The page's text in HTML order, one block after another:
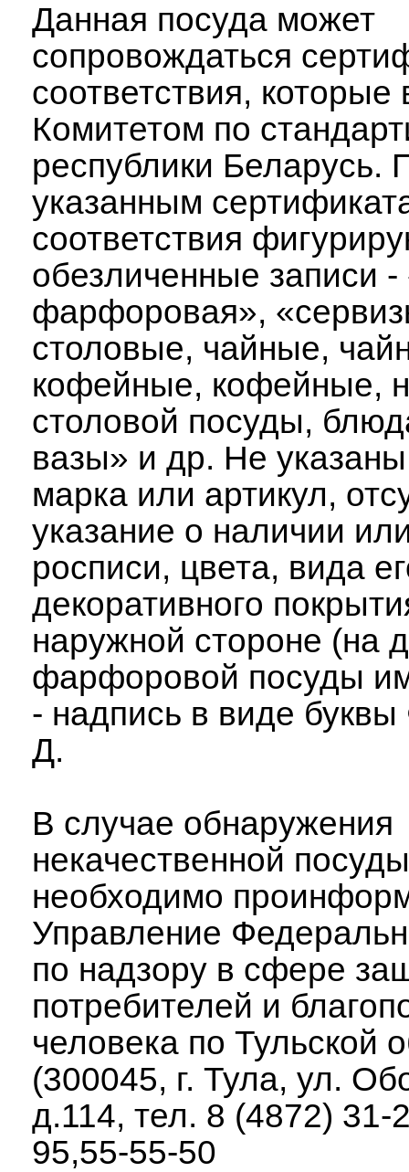
Данная посуда может
сопровождаться
соответствия,
Комитетом по
республики Беларусь.
указанным
соответствия
обезличенные записи -
фарфоровая»,
столовые, чайные,
кофейные, кофейные,
столовой посуды,
вазы» и др. Не указаны
марка или артикул,
указание о наличии
росписи, цвета, вида
декоративного
наружной стороне (на
фарфоровой посуды
- надпись в виде
Д.
В случае обнаружения
некачественной посуды
необходимо
Управление
по надзору в сфере
потребителей и
человека по Тульской
(300045, г. Тула, ул.
д.114, тел. 8 (4872) 31-
95,55-55-50